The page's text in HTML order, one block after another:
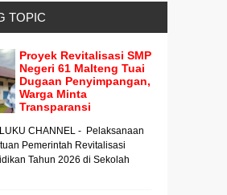
TOPIC
Proyek Revitalisasi SMP
Negeri 61 Malteng Tuai
Dugaan Penyimpangan,
Warga Minta
Transparansi
CHANNEL - Pelaksanaan
Pemerintah Revitalisasi
Tahun 2026 di Sekolah